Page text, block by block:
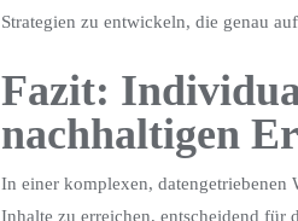
Strategien zu entwickeln, die genau
Fazit:
nachhaltigen
In einer komplexen, datengetriebenen
Inhalte zu erreichen, entscheidend für